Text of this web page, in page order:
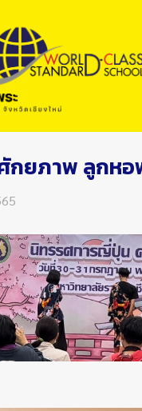
กยภาพ ลูกหอ